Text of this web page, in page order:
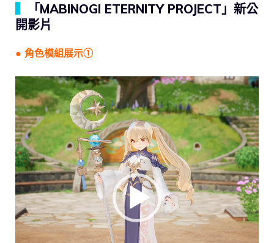
「MABINOGI ETERNITY PROJECT」新公
開影片
● 角色模組展示➀
視
訊
播
放
器